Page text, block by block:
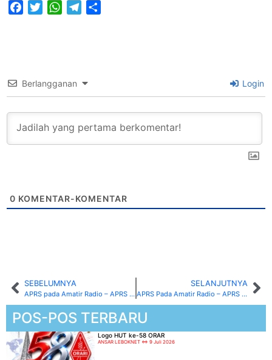
FacebookTwitterWhatsAppTelegram
Berlangganan Login
0 KOMENTAR-KOMENTAR
SEBELUMNYA
APRS pada Amatir Radio – APRS Kit (bagian kedua)
SELANJUTNYA
APRS Pada Amatir Radio – APRS Software Modem(bagian ketiga)
POS-POS TERBARU
Logo HUT ke-58 ORAR
ANSAR LEBOKNET 9 Juli 2026